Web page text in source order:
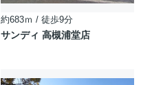
約683ｍ / 徒歩9分
サンディ 高槻浦堂店